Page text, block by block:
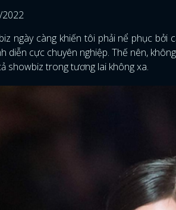
2022
ngày càng khiến tôi phải nể phục
diễn cực chuyên nghiệp. Thế nên,
showbiz trong tương lai không xa.